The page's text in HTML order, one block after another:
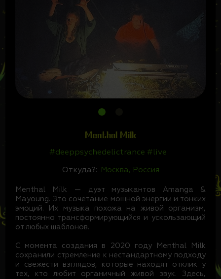
Menthal Milk
#deeppsychedelictrance #live
Откуда?: Москва, Россия
Menthal Milk — дуэт музыкантов Amanga &
Mayoung. Это сочетание мощной энергии и тонких
эмоций. Их музыка похожа на живой организм,
постоянно трансформирующийся и ускользающий
от любых шаблонов.
С момента создания в 2020 году Menthal Milk
сохранили стремление к нестандартному подходу
и свежести взглядов, которые находят отклик у
тех, кто любит органичный живой звук. Здесь,